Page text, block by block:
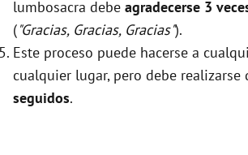
lumbosacra debe agradecerse 3
("Gracias, Gracias, Gracias").
Este proceso puede hacerse a
cualquier lugar, pero debe realizarse
seguidos.